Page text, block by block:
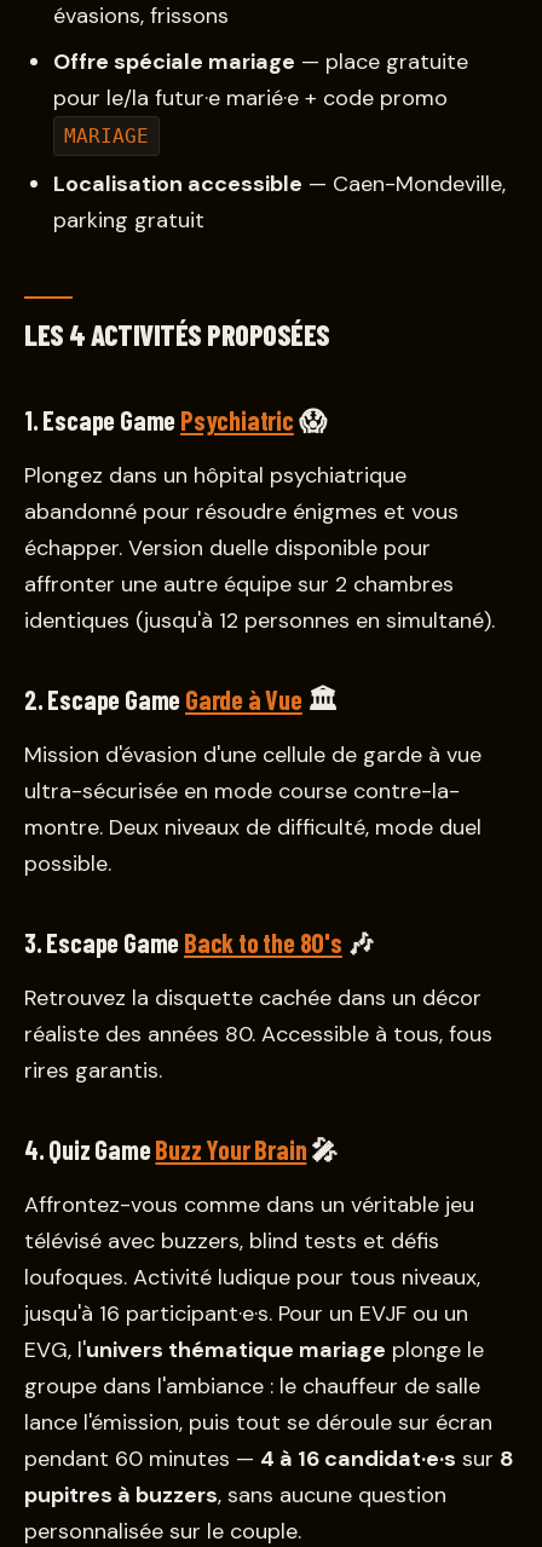
évasions, frissons
Offre spéciale mariage — place gratuite
pour le/la futur·e marié·e + code promo
MARIAGE
Localisation accessible — Caen-Mondeville,
parking gratuit
LES 4 ACTIVITÉS PROPOSÉES
1. Escape GamePsychiatric😱
Plongez dans un hôpital psychiatrique
abandonné pour résoudre énigmes et vous
échapper. Version duelle disponible pour
affronter une autre équipe sur 2 chambres
identiques (jusqu'à 12 personnes en simultané).
2. Escape GameGarde à Vue 🏛️
Mission d'évasion d'une cellule de garde à vue
ultra-sécurisée en mode course contre-la-
montre. Deux niveaux de difficulté, mode duel
possible.
3. Escape GameBack to the 80's 🎶
Retrouvez la disquette cachée dans un décor
réaliste des années 80. Accessible à tous, fous
rires garantis.
4. Quiz GameBuzz Your Brain🎤
Affrontez-vous comme dans un véritable jeu
télévisé avec buzzers, blind tests et défis
loufoques. Activité ludique pour tous niveaux,
jusqu'à 16 participant·e·s. Pour un EVJF ou un
EVG, l'univers thématique mariage plonge le
groupe dans l'ambiance : le chauffeur de salle
lance l'émission, puis tout se déroule sur écran
pendant 60 minutes — 4 à 16 candidat·e·s sur 8
pupitres à buzzers, sans aucune question
personnalisée sur le couple.